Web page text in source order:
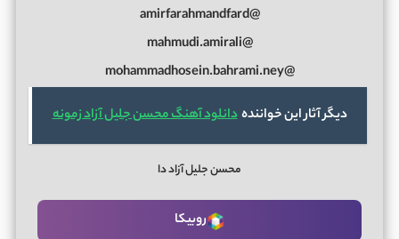
@amirfarahmandfard
@mahmudi.amirali
@mohammadhosein.bahrami.ney
دیگر آثار این خوانندهدانلود آهنگ محسن جلیل آزاد زمونه
محسن جلیل آزاد دا
روبیکا